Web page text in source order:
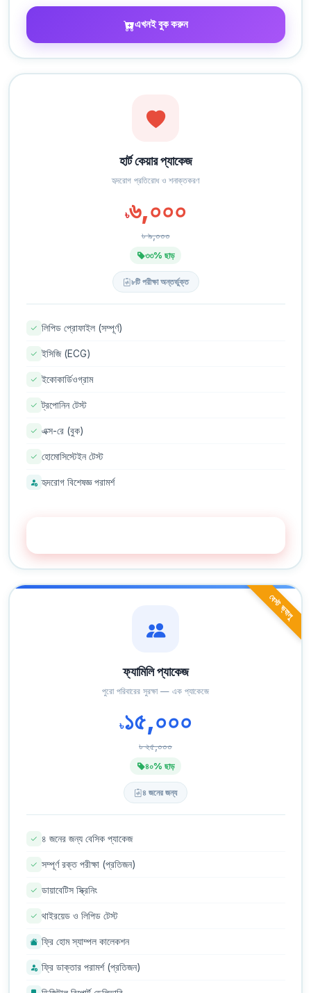
এখনই বুক করুন
হার্ট কেয়ার প্যাকেজ
হৃদরোগ প্রতিরোধ ও শনাক্তকরণ
৳৬,০০০
৳ ৯,০০০
৩৩% ছাড়
৮টি পরীক্ষা অন্তর্ভুক্ত
লিপিড প্রোফাইল (সম্পূর্ণ)
ইসিজি (ECG)
ইকোকার্ডিওগ্রাম
ট্রপোনিন টেস্ট
এক্স-রে (বুক)
হোমোসিস্টেইন টেস্ট
হৃদরোগ বিশেষজ্ঞ পরামর্শ
বেস্ট ভ্যালু
ফ্যামিলি প্যাকেজ
পুরো পরিবারের সুরক্ষা — এক প্যাকেজে
৳১৫,০০০
৳ ২৫,০০০
৪০% ছাড়
৪ জনের জন্য
৪ জনের জন্য বেসিক প্যাকেজ
সম্পূর্ণ রক্ত পরীক্ষা (প্রতিজন)
ডায়াবেটিস স্ক্রিনিং
থাইরয়েড ও লিপিড টেস্ট
ফ্রি হোম স্যাম্পল কালেকশন
ফ্রি ডাক্তার পরামর্শ (প্রতিজন)